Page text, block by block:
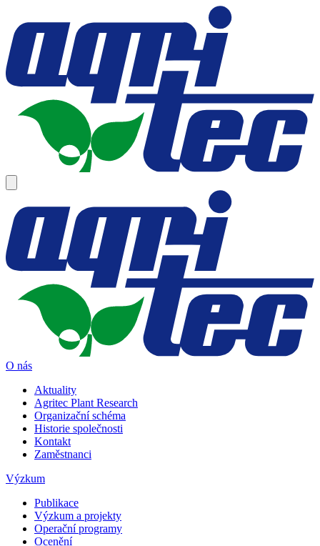
O nás
Aktuality
Agritec Plant Research
Organizační schéma
Historie společnosti
Kontakt
Zaměstnanci
Výzkum
Publikace
Výzkum a projekty
Operační programy
Ocenění